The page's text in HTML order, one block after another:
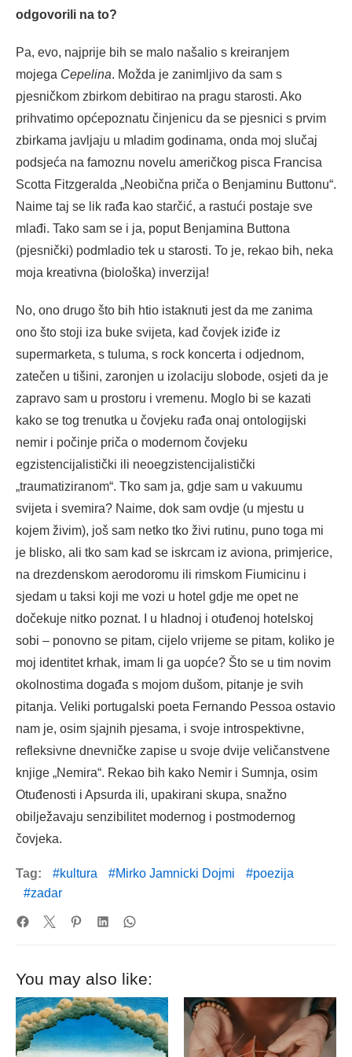
odgovorili na to?
Pa, evo, najprije bih se malo našalio s kreiranjem
mojega Cepelina. Možda je zanimljivo da sam s
pjesničkom zbirkom debitirao na pragu starosti. Ako
prihvatimo općepoznatu činjenicu da se pjesnici s prvim
zbirkama javljaju u mladim godinama, onda moj slučaj
podsjeća na famoznu novelu američkog pisca Francisa
Scotta Fitzgeralda „Neobična priča o Benjaminu Buttonu“.
Naime taj se lik rađa kao starčić, a rastući postaje sve
mlađi. Tako sam se i ja, poput Benjamina Buttona
(pjesnički) podmladio tek u starosti. To je, rekao bih, neka
moja kreativna (biološka) inverzija!
No, ono drugo što bih htio istaknuti jest da me zanima
ono što stoji iza buke svijeta, kad čovjek iziđe iz
supermarketa, s tuluma, s rock koncerta i odjednom,
zatečen u tišini, zaronjen u izolaciju slobode, osjeti da je
zapravo sam u prostoru i vremenu. Moglo bi se kazati
kako se tog trenutka u čovjeku rađa onaj ontologijski
nemir i počinje priča o modernom čovjeku
egzistencijalistički ili neoegzistencijalistički
„traumatiziranom“. Tko sam ja, gdje sam u vakuumu
svijeta i svemira? Naime, dok sam ovdje (u mjestu u
kojem živim), još sam netko tko živi rutinu, puno toga mi
je blisko, ali tko sam kad se iskrcam iz aviona, primjerice,
na drezdenskom aerodoromu ili rimskom Fiumicinu i
sjedam u taksi koji me vozi u hotel gdje me opet ne
dočekuje nitko poznat. I u hladnoj i otuđenoj hotelskoj
sobi – ponovno se pitam, cijelo vrijeme se pitam, koliko je
moj identitet krhak, imam li ga uopće? Što se u tim novim
okolnostima događa s mojom dušom, pitanje je svih
pitanja. Veliki portugalski poeta Fernando Pessoa ostavio
nam je, osim sjajnih pjesama, i svoje introspektivne,
refleksivne dnevničke zapise u svoje dvije veličanstvene
knjige „Nemira“. Rekao bih kako Nemir i Sumnja, osim
Otuđenosti i Apsurda ili, upakirani skupa, snažno
obilježavaju senzibilitet modernog i postmodernog
čovjeka.
Tag: kultura Mirko Jamnicki Dojmi
poezija
zadar
You may also like: